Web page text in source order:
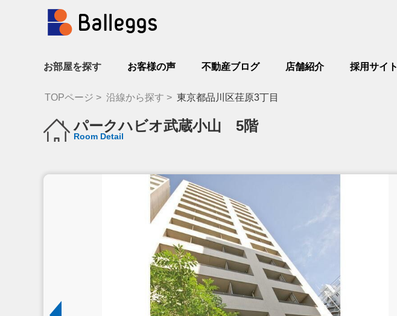
お部屋を探す お客様の声 不動産ブログ 店舗紹介 採用サイト
TOPページ 沿線から探す 東京都品川区荏原3丁目
パークハビオ武蔵小山 5階
Room Detail